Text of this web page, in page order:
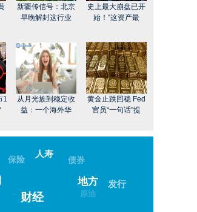
新疆传信号：北京
早晚解封这行业
史上最大崩盘已开
始！“这资产最
1
从月光族到稳定收
益：一个海外华
黄金止跌回稳 Fed
官员“一句话”提
财经
地方
人寿
保险
发行
债券
原油